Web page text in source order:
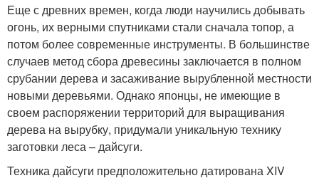
Еще с древних времен, когда люди научились добывать
огонь, их верными спутниками стали сначала топор, а
потом более современные инструменты. В большинстве
случаев метод сбора древесины заключается в полном
срубании дерева и засаживание вырубленной местности
новыми деревьями. Однако японцы, не имеющие в
своем распоряжении территорий для выращивания
дерева на вырубку, придумали уникальную технику
заготовки леса – дайсуги.
Техника дайсуги предположительно датирована XIV